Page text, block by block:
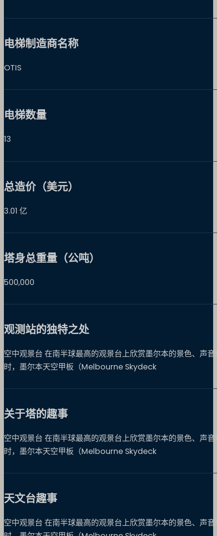
电梯制造商名称
OTIS
电梯数量
13
总造价（美元）
3.01 亿
塔身总重量（公吨）
500,000
观测站的独特之处
空中观景台 在南半球最高的观景台上欣赏墨尔本的景色、声
时，墨尔本天空甲板（Melbourne Skydeck
关于塔的趣事
空中观景台 在南半球最高的观景台上欣赏墨尔本的景色、声
时，墨尔本天空甲板（Melbourne Skydeck
天文台趣事
空中观景台 在南半球最高的观景台上欣赏墨尔本的景色、声